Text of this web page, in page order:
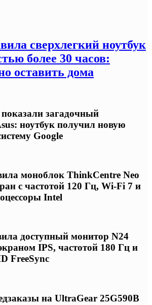
сверхлегкий ноутбук
более 30 часов:
оставить дома
загадочный
ноутбук получил новую
Google
моноблок ThinkCentre Neo
с частотой 120 Гц, Wi-Fi 7 и
Intel
доступный монитор N24
IPS, частотой 180 Гц и
FreeSync
на UltraGear 25G590B